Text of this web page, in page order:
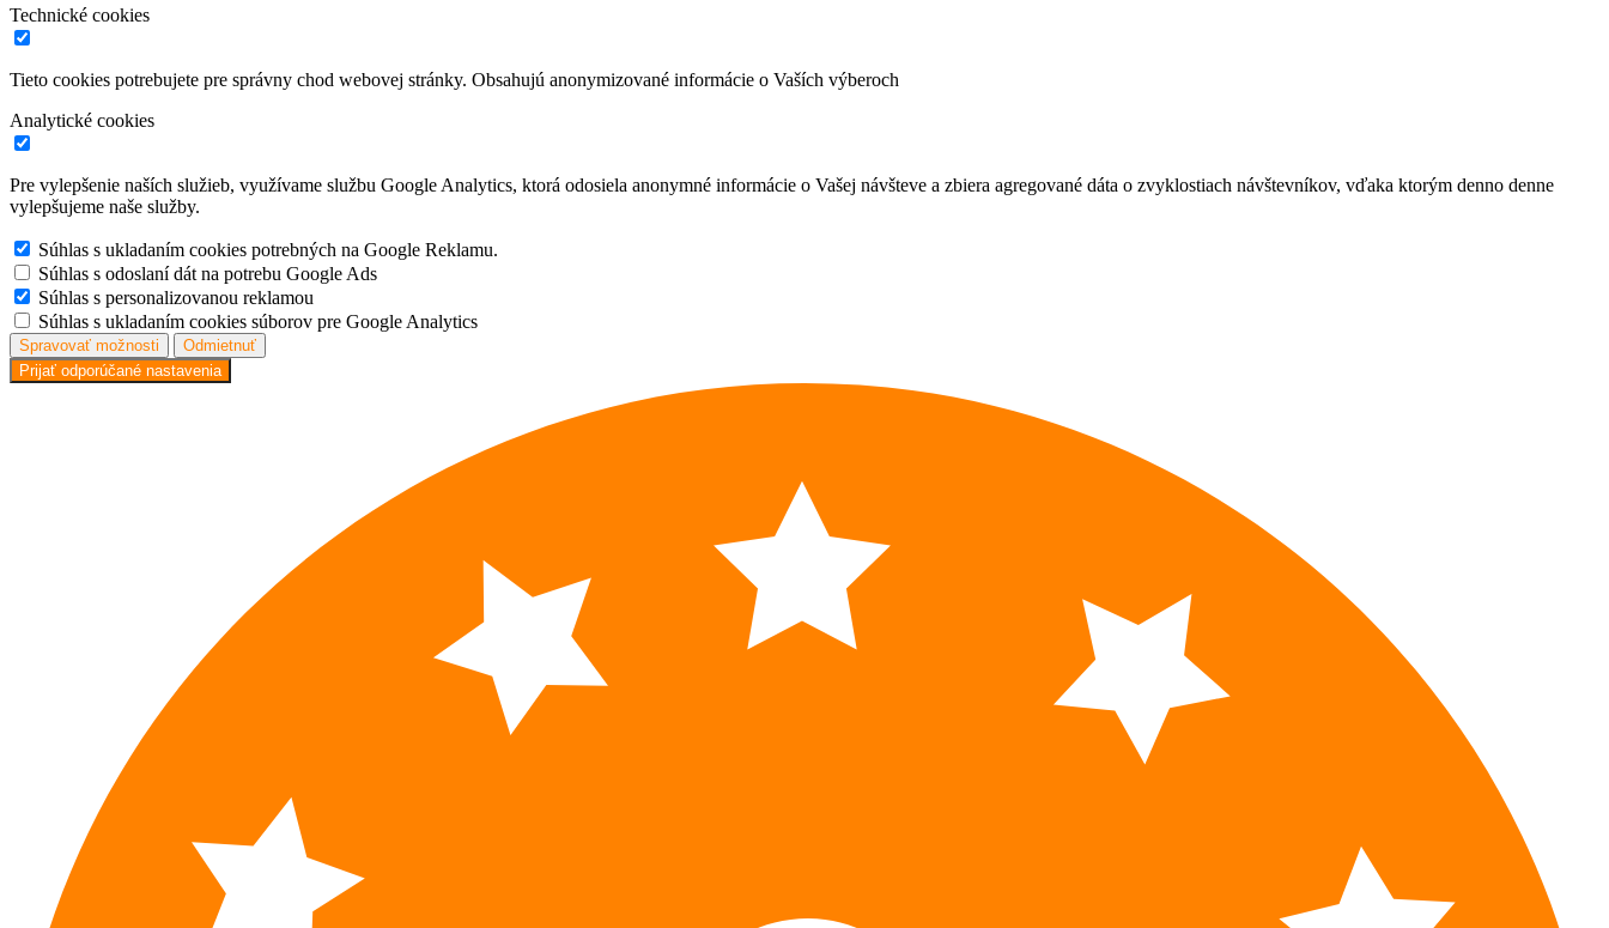
Technické cookies
Tieto cookies potrebujete pre správny chod webovej stránky. Obsahujú anonymizované informácie o Vaších výberoch
Analytické cookies
Pre vylepšenie naších služieb, využívame službu Google Analytics, ktorá odosiela anonymné informácie o Vašej návšteve a zbiera agregované dáta o zvyklostiach návštevníkov, vďaka ktorým denno denne
vylepšujeme naše služby.
Súhlas s ukladaním cookies potrebných na Google Reklamu.
Súhlas s odoslaní dát na potrebu Google Ads
Súhlas s personalizovanou reklamou
Súhlas s ukladaním cookies súborov pre Google Analytics
Spravovať možnosti
Odmietnuť
Prijať odporúčané nastavenia